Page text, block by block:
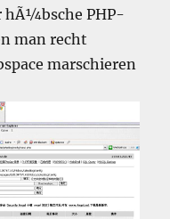
hÃ¼bsche PHP-
man recht
marschieren